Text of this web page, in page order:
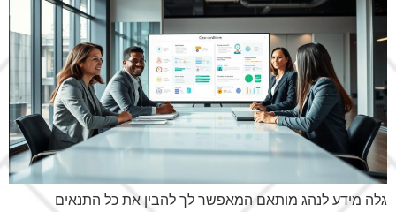
גלה מידע לנהג מותאם המאפשר לך להבין את כל התנאים